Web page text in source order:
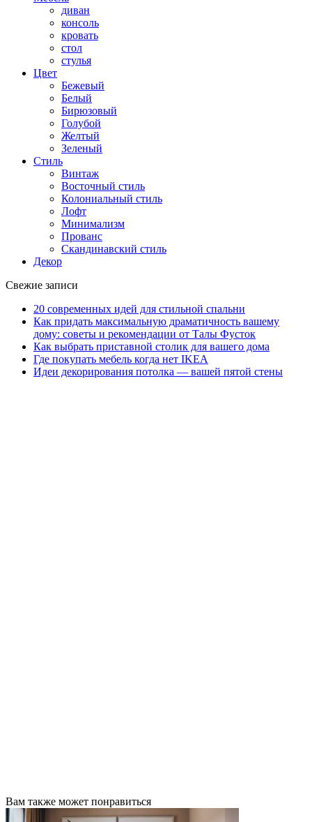
диван
консоль
кровать
стол
стулья
Цвет
Бежевый
Белый
Бирюзовый
Голубой
Желтый
Зеленый
Стиль
Винтаж
Восточный стиль
Колониальный стиль
Лофт
Минимализм
Прованс
Скандинавский стиль
Декор
Свежие записи
20 современных идей для стильной спальни
Как придать максимальную драматичность вашему
дому: советы и рекомендации от Талы Фусток
Как выбрать приставной столик для вашего дома
Где покупать мебель когда нет IKEA
Идеи декорирования потолка — вашей пятой стены
Вам также может понравиться